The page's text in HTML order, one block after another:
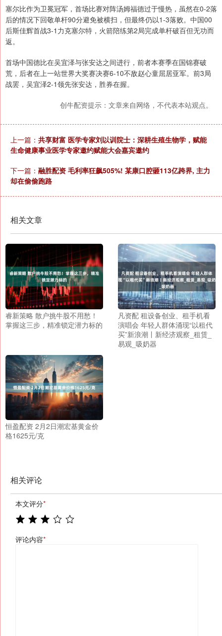
塞尔比作为卫冕冠军，首场比赛对阵汤姆福德过于慢热，虽然在0-2落
后的情况下回敬单杆90分避免被横扫，但最终仍以1-3落败。中国00
后斯佳辉首战3-1力克塞尔特，火箭陪练第2局完成单杆破百但无功而
返。
首场中国德比在吴宜泽与张安达之间进行，前者本赛季在国锦赛破
荒，后者在上一站世界大奖赛决赛6-10不敌赵心童屈居亚军。前3局
战罢，吴宜泽2-1领先张安达，胜券在握。
创牛配资提示：文章来自网络，不代表本站观点。
上一篇： 共享财富 医学专家刘以训院士：深耕生殖生物学，赋能
生命健康事业医学专家邀约赋能大会嘉宾邀约
下一篇： 融胜配资 毛利率狂飙505%! 某康口腔砸113亿跨界, 主力
却在偷偷跑路
相关文章
睿新策略 散户挑牛股不用愁！
掌握这三步，精准锁定潜力标的
凡资配 租设备创业、租手机看
演唱会 年轻人群体涌现“以租代
买”新浪潮丨新经济观察_租赁_
易观_吸奶器
恒盈配资 2月2日潮宏基黄金价
格1625元/克
相关评论
本文评分*
评论内容*